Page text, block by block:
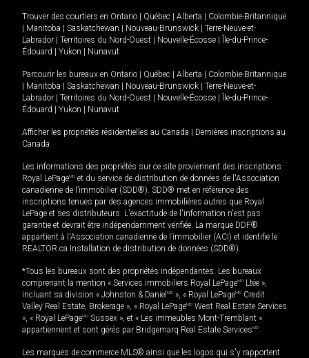
Trouver des courtiers en Ontario Québec Alberta
Colombie-Britannique
Manitoba Saskatchewan Nouveau-Brunswick
Terre-Neuve-et-
Labrador
Territoires du Nord-Ouest Nouvelle-Écosse
Île-du-Prince-
Édouard
Yukon Nunavut
Parcourir les bureaux en Ontario Québec Alberta
Colombie-Britannique
Manitoba Saskatchewan Nouveau-Brunswick
Terre-Neuve-et-
Labrador
Territoires du Nord-Ouest Nouvelle-Écosse
Île-du-Prince-
Édouard
Yukon Nunavut
Afficher les propriétés résidentielles au Canada
Dernières inscriptions au
Canada
Les informations des propriétés sur ce site proviennent des inscriptions
Royal LePageMD et du service de distribution de données de l'Association
canadienne de l’immobilier (SDD®). SDD® met en référence des
inscriptions tenues par des agences immobilières autres que Royal
LePage et ses distributeurs. L'exactitude de l'information n'est pas
garantie et devrait être indépendamment vérifiée. La marque DDF®
appartient à l'Association canadienne de l’immobilier (ACI) et identifie le
REALTOR.ca Installation de distribution de données (SDD®).
*Tous les bureaux sont des propriétés indépendantes. Les bureaux
comprenant la mention « Services immobiliers Royal LePageMD Ltée »,
incluant sa division « Johnston & Daniel MD », « Royal LePageMD Credit
Valley Real Estate, Brokerage », « Royal LePageMD West Real Estate Services
», « Royal LePageMD Sussex », et « Les immeubles Mont-Tremblant »
appartiennent et sont gérés par Bridgemarq Real Estate ServicesMD.
Les marques de commerce MLS® ainsi que les logos qui s'y rapportent